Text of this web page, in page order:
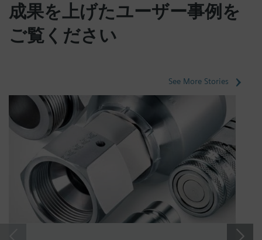
成果を上げたユーザー事例を
ご覧ください
See More Stories